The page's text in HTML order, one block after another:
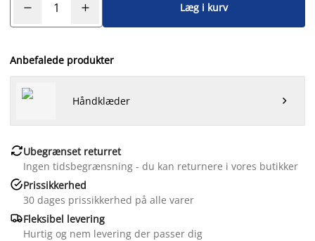
Læg i kurv
Anbefalede produkter
Håndklæder 
Ubegrænset returret
Ingen tidsbegrænsning - du kan returnere i vores butikker
Prissikkerhed
30 dages prissikkerhed på alle varer
Fleksibel levering
Hurtig og nem levering der passer dig